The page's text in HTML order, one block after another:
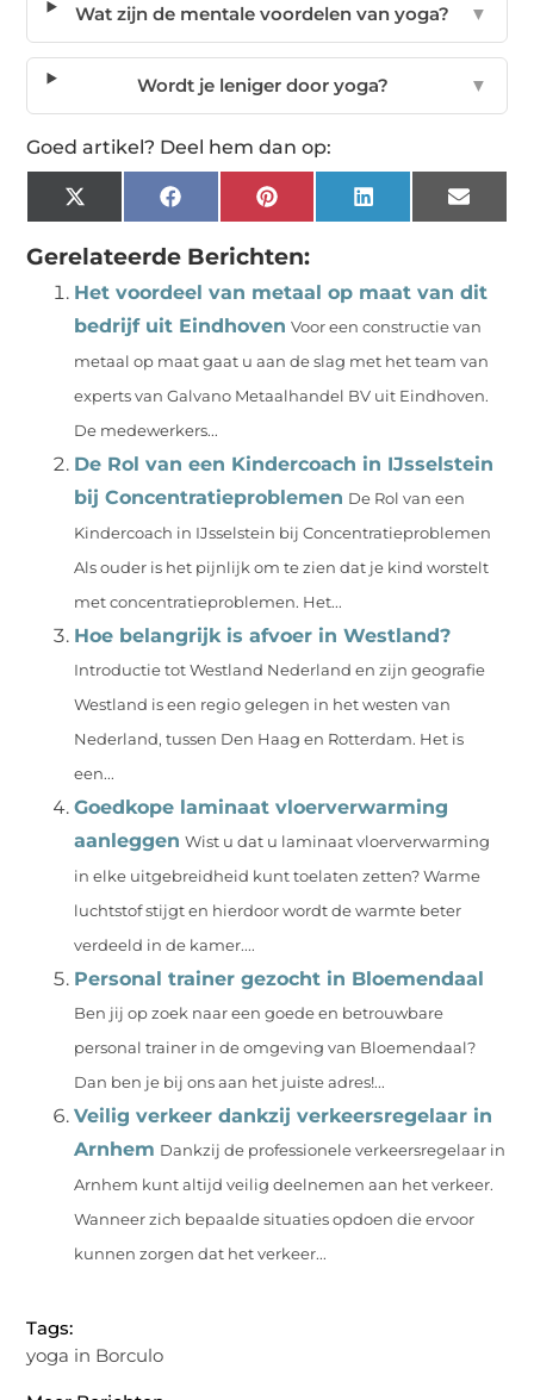
Wat zijn de mentale voordelen van yoga? ▼
Wordt je leniger door yoga? ▼
Goed artikel? Deel hem dan op:
X
(Twitter)
FacebookPinterest LinkedIn Email
Gerelateerde Berichten:
Het voordeel van metaal op maat van dit
bedrijf uit Eindhoven Voor een constructie van
metaal op maat gaat u aan de slag met het team van
experts van Galvano Metaalhandel BV uit Eindhoven.
De medewerkers...
De Rol van een Kindercoach in IJsselstein
bij Concentratieproblemen De Rol van een
Kindercoach in IJsselstein bij Concentratieproblemen
Als ouder is het pijnlijk om te zien dat je kind worstelt
met concentratieproblemen. Het...
Hoe belangrijk is afvoer in Westland?
Introductie tot Westland Nederland en zijn geografie
Westland is een regio gelegen in het westen van
Nederland, tussen Den Haag en Rotterdam. Het is
een...
Goedkope laminaat vloerverwarming
aanleggen Wist u dat u laminaat vloerverwarming
in elke uitgebreidheid kunt toelaten zetten? Warme
luchtstof stijgt en hierdoor wordt de warmte beter
verdeeld in de kamer....
Personal trainer gezocht in Bloemendaal
Ben jij op zoek naar een goede en betrouwbare
personal trainer in de omgeving van Bloemendaal?
Dan ben je bij ons aan het juiste adres!...
Veilig verkeer dankzij verkeersregelaar in
Arnhem Dankzij de professionele verkeersregelaar in
Arnhem kunt altijd veilig deelnemen aan het verkeer.
Wanneer zich bepaalde situaties opdoen die ervoor
kunnen zorgen dat het verkeer...
Tags:
yoga in Borculo